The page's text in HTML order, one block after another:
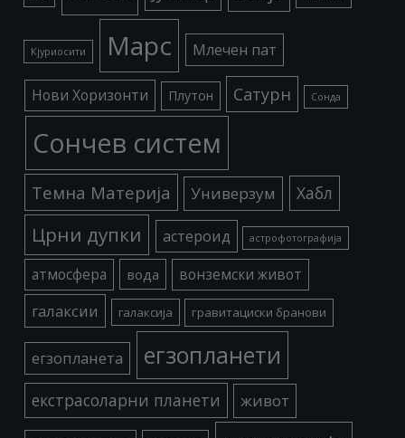
Кјуриосити Марс Млечен пат
Нови Хоризонти Плутон Сатурн Сонда
Сончев систем
Темна Материја Универзум Хабл
Црни дупки астероид астрофотографија
атмосфера вода вонземски живот
галаксии галаксија гравитациски бранови
егзопланета егзопланети
екстрасоларни планети живот